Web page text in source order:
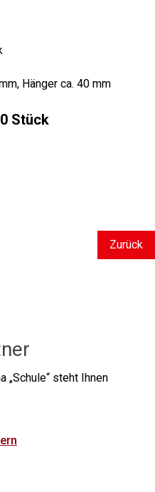
Hänger ca. 40 mm
Stück
Zurück
Schule steht Ihnen